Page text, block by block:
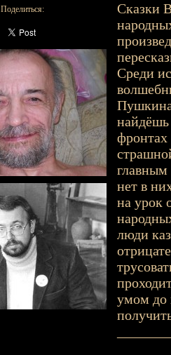
Поделиться:
Сказки
Среди
найдёшь
нет в
на урок
люди
умом до